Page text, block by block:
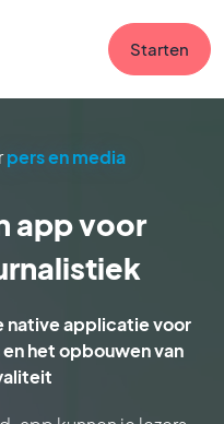
Starten
pers en media
app voor
native applicatie voor
het opbouwen van